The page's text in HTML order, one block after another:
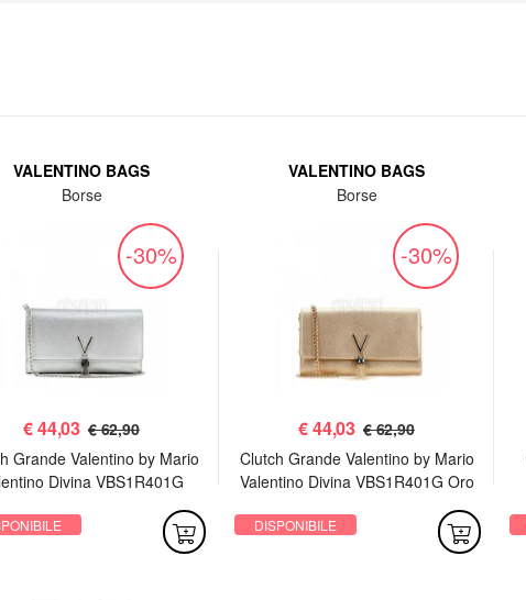
VALENTINO BAGS
Borse
-30%
€44,03 € 62,90
Grande Valentino by Mario
Divina VBS1R401G
VALENTINO BAGS
Borse
-30%
€44,03 € 62,90
Clutch Grande Valentino by Mario
Valentino Divina VBS1R401G Oro
DISPONIBILE